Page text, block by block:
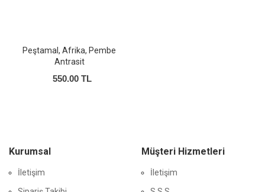
Peştamal, Afrika, Pembe
Antrasit
550.00 TL
Kurumsal
İletişim
Müşteri Hizmetleri
İletişim